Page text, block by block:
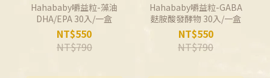
Hahababy嚼益粒-藻油
DHA/EPA 30入/一盒
NT$550
NT$790
Hahababy嚼益粒-GABA
麩胺酸發酵物 30入/一盒
NT$550
NT$790